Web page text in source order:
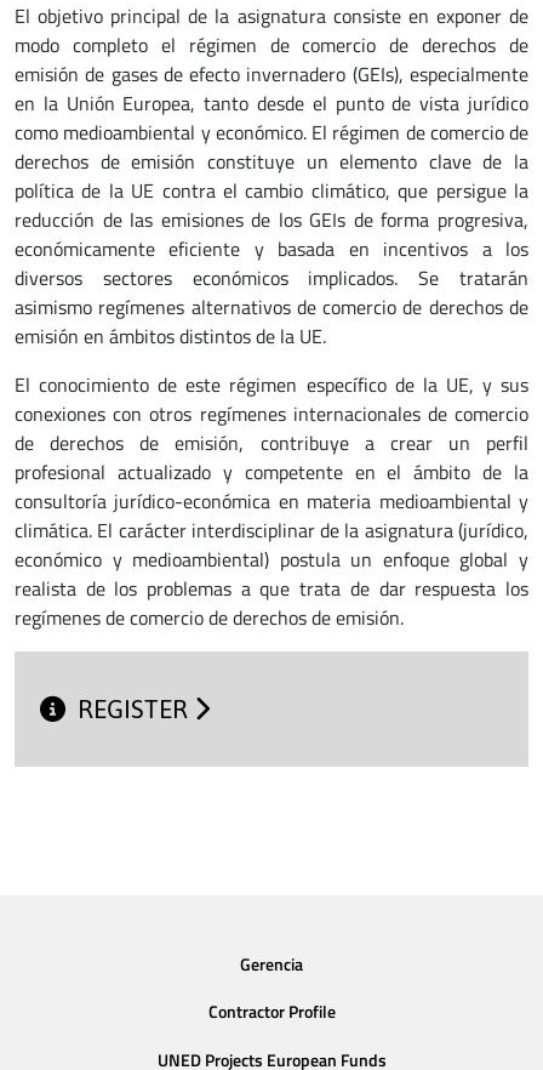
El objetivo principal de la asignatura consiste en exponer de
modo completo el régimen de comercio de derechos de
emisión de gases de efecto invernadero (GEIs), especialmente
en la Unión Europea, tanto desde el punto de vista jurídico
como medioambiental y económico. El régimen de comercio de
derechos de emisión constituye un elemento clave de la
política de la UE contra el cambio climático, que persigue la
reducción de las emisiones de los GEIs de forma progresiva,
económicamente eficiente y basada en incentivos a los
diversos sectores económicos implicados. Se tratarán
asimismo regímenes alternativos de comercio de derechos de
emisión en ámbitos distintos de la UE.
El conocimiento de este régimen específico de la UE, y sus
conexiones con otros regímenes internacionales de comercio
de derechos de emisión, contribuye a crear un perfil
profesional actualizado y competente en el ámbito de la
consultoría jurídico-económica en materia medioambiental y
climática. El carácter interdisciplinar de la asignatura (jurídico,
económico y medioambiental) postula un enfoque global y
realista de los problemas a que trata de dar respuesta los
regímenes de comercio de derechos de emisión.
REGISTER
Gerencia
Contractor Profile
UNED Projects European Funds